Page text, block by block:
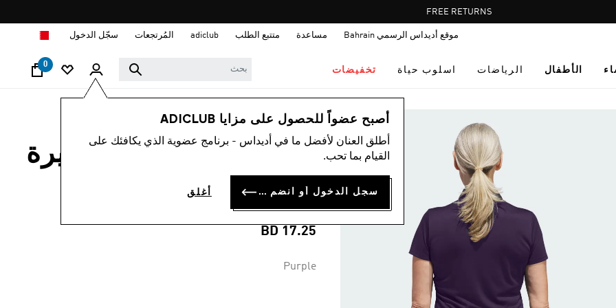
Pause
promotion
FREE RETURNS
موقع أديداس الرسمي Bahrain مساعدة متتبع الطلب adiclub المُرتجعات سجّل الدخول
الأطفال الرياضات اسلوب حياة تخفيضات
0
أصبح عضواً للحصول على مزايا ADICLUB
أطلق العنان لأفضل ما في أديداس - برنامج عضوية الذي يكافئك على
القيام بما تحب.
سجل الدخول أو انضم الآن أغلق
النساء ملابس
قميص بولو بأكمام قصيرة
WOMEN'S SOLID
PERFORMANCE
BD 17.25
Purple